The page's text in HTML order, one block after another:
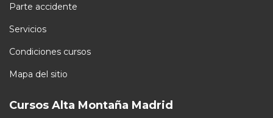
Parte accidente
Servicios
Condiciones cursos
Mapa del sitio
Cursos Alta Montaña Madrid